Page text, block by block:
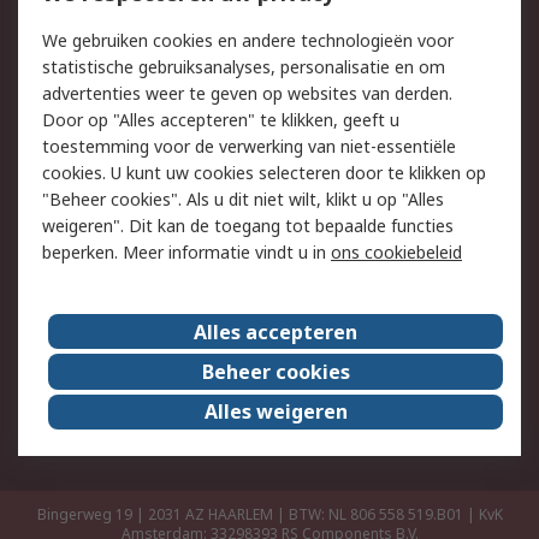
Track & Trace
Wettelijk
Cookiebeleid
Email veiligheid
Privacybeleid
Websitevoorwaarden
Algemene
verkoopvoorwaarden
Over RS
RS Group
Over ons
RS wereldwijd
Werken bij RS
ESG
Bingerweg 19 | 2031 AZ HAARLEM | BTW: NL 806 558 519.B01 | KvK
Amsterdam: 33298393 RS Components B.V.
We gebruiken cookies en andere technologieën voor
statistische gebruiksanalyses, personalisatie en om
advertenties weer te geven op websites van derden.
Door op "Alles accepteren" te klikken, geeft u
toestemming voor de verwerking van niet-essentiële
cookies. U kunt uw cookies selecteren door te klikken op
"Beheer cookies". Als u dit niet wilt, klikt u op "Alles
weigeren". Dit kan de toegang tot bepaalde functies
beperken. Meer informatie vindt u in ons cookiebeleid
Alles accepteren
Beheer cookies
Alles weigeren